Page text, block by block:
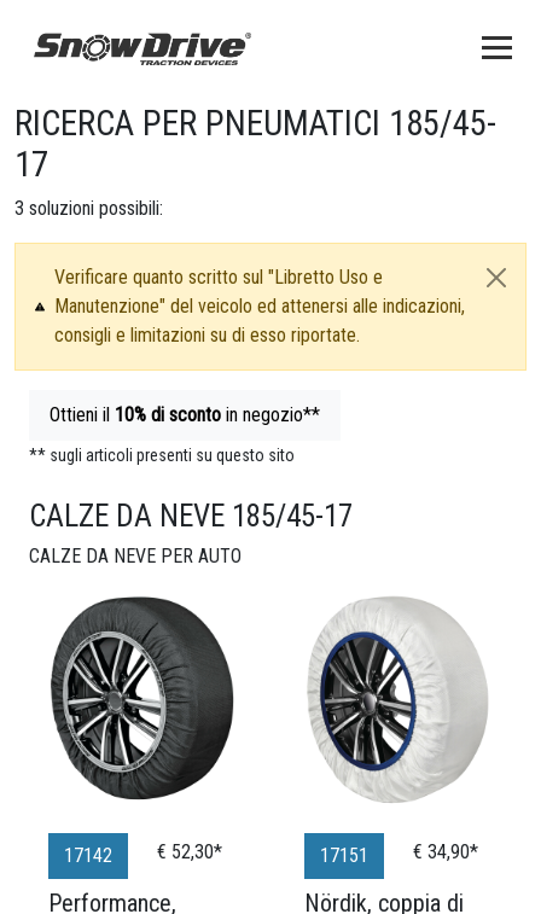
RICERCA PER PNEUMATICI 185/45-
17
3 soluzioni possibili:
Verificare quanto scritto sul "Libretto Uso e
Manutenzione" del veicolo ed attenersi alle indicazioni,
consigli e limitazioni su di esso riportate.
CALZE DA NEVE 185/45-17
CALZE DA NEVE PER AUTO
Ottieni il 10% di sconto in negozio**
** sugli articoli presenti su questo sito
17142 € 52,30*
Performance,
17151 € 34,90*
Nördik, coppia di